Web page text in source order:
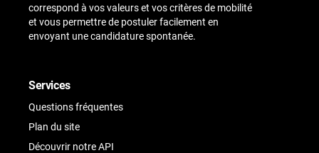
correspond à vos valeurs et vos critères de mobilité
et vous permettre de postuler facilement en
envoyant une candidature spontanée.
Services
Questions fréquentes
Plan du site
Découvrir notre API